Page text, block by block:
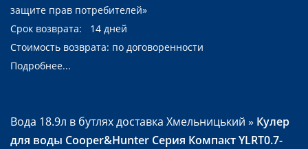
защите прав потребителей»
Срок возврата: 14 дней
Стоимость возврата: по договоренности
Подробнее...
Вода 18.9л в бутлях доставка Хмельницький » Кулер
для воды Cooper&Hunter Серия Компакт YLRT0.7-